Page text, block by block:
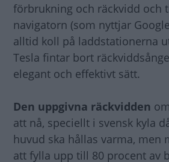
förbrukning och räckvidd och
navigatorn (som nyttjar
alltid koll på laddstationerna
Tesla fintar bort
elegant och effektivt sätt.
Den uppgivna räckvidden
att nå, speciellt i svensk kyla
huvud ska hållas varma, men
att fylla upp till 80 procent av